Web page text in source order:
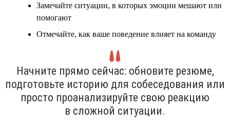
Замечайте ситуации, в которых эмоции мешают или
помогают
Отмечайте, как ваше поведение влияет на команду
Начните прямо сейчас: обновите резюме,
подготовьте историю для собеседования или
просто проанализируйте свою реакцию
в сложной ситуации.